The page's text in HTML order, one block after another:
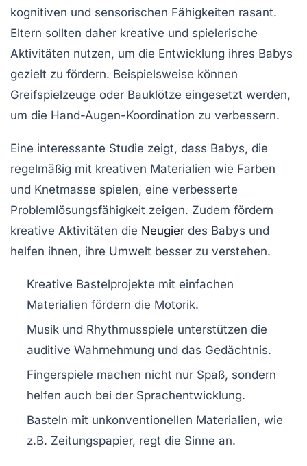
kognitiven und sensorischen Fähigkeiten rasant.
Eltern sollten daher kreative und spielerische
Aktivitäten nutzen, um die Entwicklung ihres Babys
gezielt zu fördern. Beispielsweise können
Greifspielzeuge oder Bauklötze eingesetzt werden,
um die Hand-Augen-Koordination zu verbessern.
Eine interessante Studie zeigt, dass Babys, die
regelmäßig mit kreativen Materialien wie Farben
und Knetmasse spielen, eine verbesserte
Problemlösungsfähigkeit zeigen. Zudem fördern
kreative Aktivitäten die Neugier des Babys und
helfen ihnen, ihre Umwelt besser zu verstehen.
Kreative Bastelprojekte mit einfachen
Materialien fördern die Motorik.
Musik und Rhythmusspiele unterstützen die
auditive Wahrnehmung und das Gedächtnis.
Fingerspiele machen nicht nur Spaß, sondern
helfen auch bei der Sprachentwicklung.
Basteln mit unkonventionellen Materialien, wie
z.B. Zeitungspapier, regt die Sinne an.